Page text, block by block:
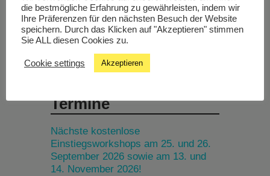
Songfinder
Termine
Nächste kostenlose
Einstiegsworkshops am 25. und 26.
September 2026 sowie am 13. und
14. November 2026!
die bestmögliche Erfahrung zu gewährleisten, indem wir
Ihre Präferenzen für den nächsten Besuch der Website
speichern. Durch das Klicken auf "Akzeptieren" stimmen
Sie ALL diesen Cookies zu.
Cookie settings Akzeptieren